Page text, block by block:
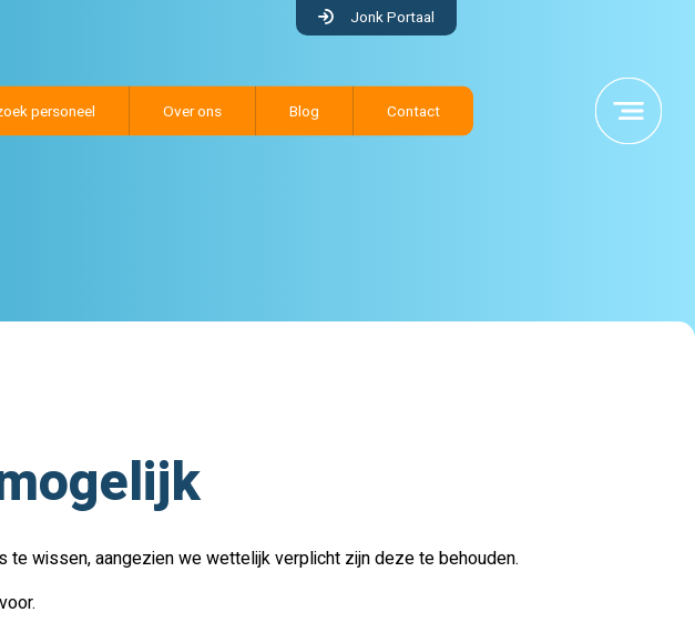
personeel Over ons Blog Contact
Jonk Portaal
wissen, aangezien we wettelijk verplicht zijn deze te behouden.